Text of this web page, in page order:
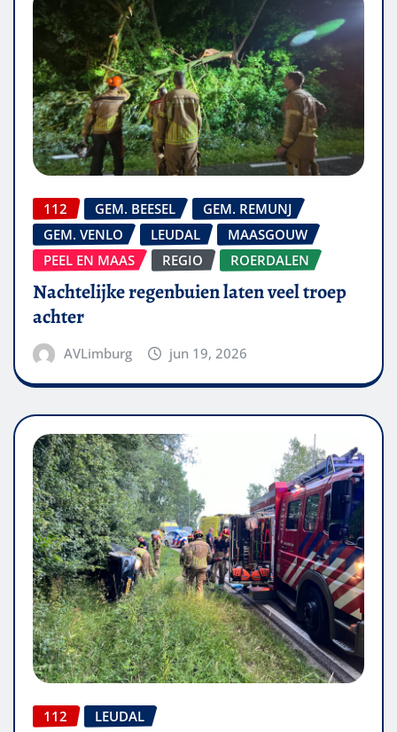
112 GEM. BEESEL
GEM. REMUNJ
GEM. VENLO
LEUDAL
MAASGOUW
PEEL EN MAAS
REGIO ROERDALEN
Nachtelijke regenbuien laten veel troep
achter
AVLimburg jun 19, 2026
112 LEUDAL